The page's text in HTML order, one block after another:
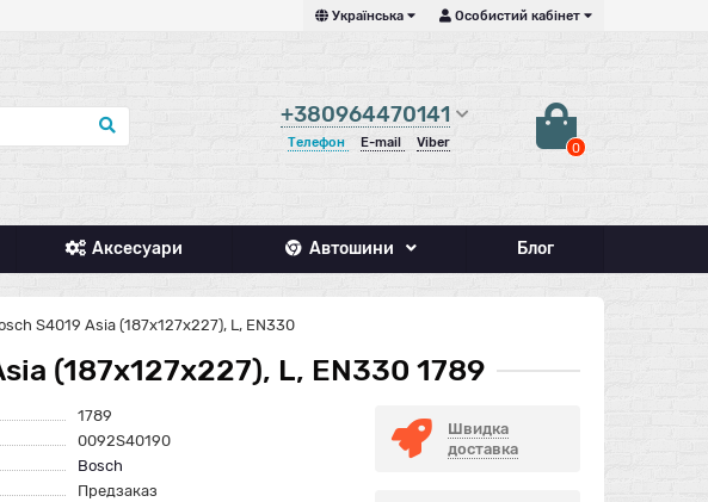
Особистий кабінет
Українська
+380964470141
Телефон E-mail Viber 0
Аксесуари Автошини Блог
S4019 Asia (187х127х227), L, EN330
(187х127х227), L, EN330 1789
1789
0092S40190
Bosch
Предзаказ
Швидка
доставка